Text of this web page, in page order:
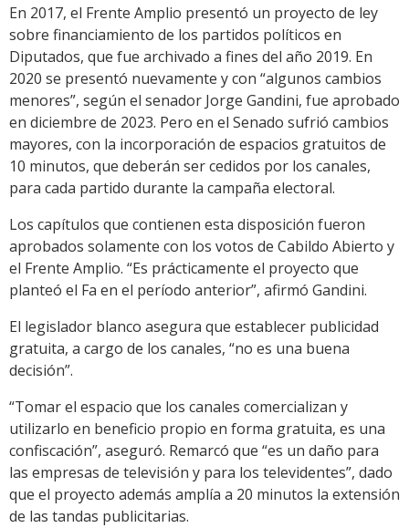
Link
En 2017, el Frente Amplio presentó un proyecto de ley
sobre financiamiento de los partidos políticos en
Diputados, que fue archivado a fines del año 2019. En
2020 se presentó nuevamente y con “algunos cambios
menores”, según el senador Jorge Gandini, fue aprobado
en diciembre de 2023. Pero en el Senado sufrió cambios
mayores, con la incorporación de espacios gratuitos de
10 minutos, que deberán ser cedidos por los canales,
para cada partido durante la campaña electoral.
Los capítulos que contienen esta disposición fueron
aprobados solamente con los votos de Cabildo Abierto y
el Frente Amplio. “Es prácticamente el proyecto que
planteó el Fa en el período anterior”, afirmó Gandini.
El legislador blanco asegura que establecer publicidad
gratuita, a cargo de los canales, “no es una buena
decisión”.
“Tomar el espacio que los canales comercializan y
utilizarlo en beneficio propio en forma gratuita, es una
confiscación”, aseguró. Remarcó que “es un daño para
las empresas de televisión y para los televidentes”, dado
que el proyecto además amplía a 20 minutos la extensión
de las tandas publicitarias.